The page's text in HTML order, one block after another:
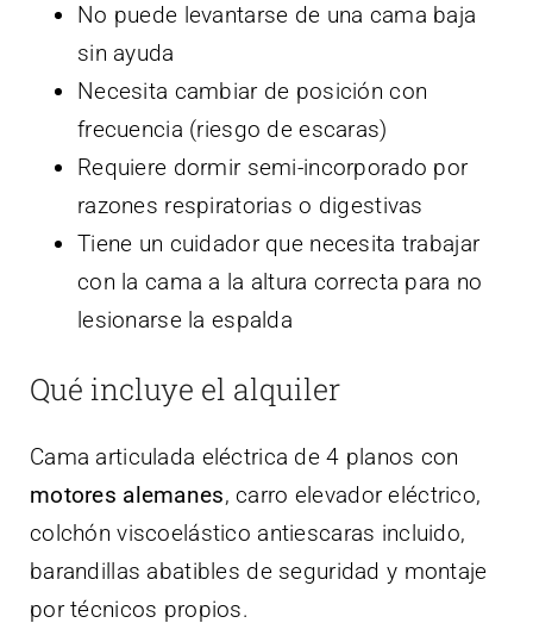
No puede levantarse de una cama baja
sin ayuda
Necesita cambiar de posición con
frecuencia (riesgo de escaras)
Requiere dormir semi-incorporado por
razones respiratorias o digestivas
Tiene un cuidador que necesita trabajar
con la cama a la altura correcta para no
lesionarse la espalda
Qué incluye el alquiler
Cama articulada eléctrica de 4 planos con
motores alemanes, carro elevador eléctrico,
colchón viscoelástico antiescaras incluido,
barandillas abatibles de seguridad y montaje
por técnicos propios.